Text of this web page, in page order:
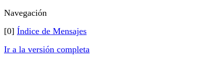
Navegación
[0] Índice de Mensajes
Ir a la versión completa